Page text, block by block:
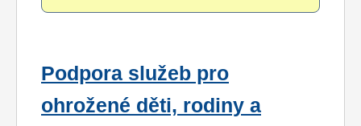
Podpora služeb pro
ohrožené děti, rodiny a